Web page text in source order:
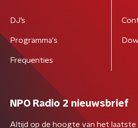
DJ’s
Programma's
Frequenties
NPO Radio 2 nieuwsbrief
Altijd op de hoogte van het laatste